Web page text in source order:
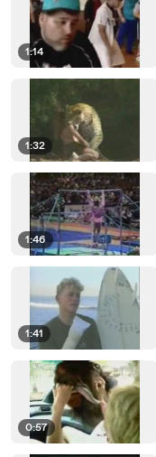
1:14
1:32
1:46
1:41
0:57